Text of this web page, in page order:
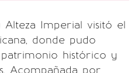
Alteza Imperial visitó el
donde pudo
histórico y
Acompañada por